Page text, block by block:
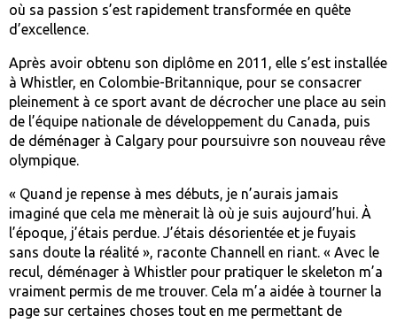
où sa passion s’est rapidement transformée en quête
d’excellence.
Après avoir obtenu son diplôme en 2011, elle s’est installée
à Whistler, en Colombie-Britannique, pour se consacrer
pleinement à ce sport avant de décrocher une place au sein
de l’équipe nationale de développement du Canada, puis
de déménager à Calgary pour poursuivre son nouveau rêve
olympique.
« Quand je repense à mes débuts, je n’aurais jamais
imaginé que cela me mènerait là où je suis aujourd’hui. À
l’époque, j’étais perdue. J’étais désorientée et je fuyais
sans doute la réalité », raconte Channell en riant. « Avec le
recul, déménager à Whistler pour pratiquer le skeleton m’a
vraiment permis de me trouver. Cela m’a aidée à tourner la
page sur certaines choses tout en me permettant de